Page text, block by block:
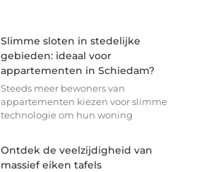
Slimme sloten in stedelijke
gebieden: ideaal voor
appartementen in Schiedam?
Steeds meer bewoners van
appartementen kiezen voor slimme
technologie om hun woning
Ontdek de veelzijdigheid van
massief eiken tafels